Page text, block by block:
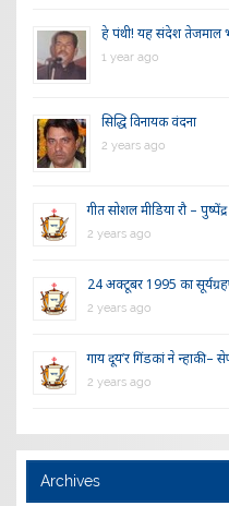
हे पंथी! यह संदेश तेजमाल
1 year ago
सिद्धि विनायक वंदना
2 years ago
गीत सोशल मीडिया रौ –
2 years ago
24 अक्टूबर 1995 का
2 years ago
गाय दूय’र गिंडकां ने न्हाकी –
2 years ago
Archives